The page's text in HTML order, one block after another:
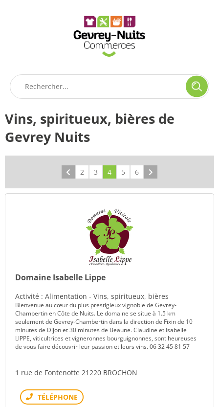
Vins, spiritueux, bières de
Gevrey Nuits
Précédent
2 3 4 5 6
Domaine Isabelle Lippe
Activité : Alimentation - Vins, spiritueux, bières
Bienvenue au cœur du plus prestigieux vignoble de Gevrey-
Chambertin en Côte de Nuits. Le domaine se situe à 1.5 km
seulement de Gevrey-Chambertin dans la direction de Fixin de 10
minutes de Dijon et 30 minutes de Beaune. Claudine et Isabelle
LIPPE, viticultrices et vigneronnes bourguignonnes, sont heureuses
de vous faire découvrir leur passion et leurs vins. 06 32 45 81 57
1 rue de Fontenotte 21220 BROCHON
Téléphone